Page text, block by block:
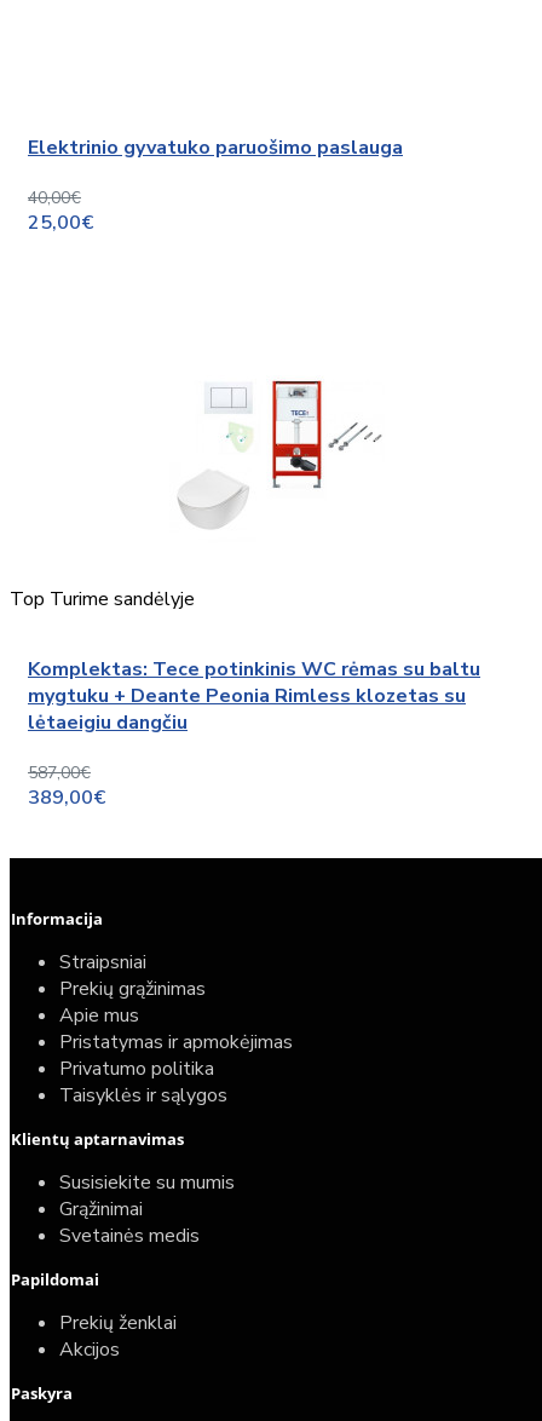
Elektrinio gyvatuko paruošimo paslauga
40,00€
25,00€
Top Turime sandėlyje
Komplektas: Tece potinkinis WC rėmas su baltu
mygtuku + Deante Peonia Rimless klozetas su
lėtaeigiu dangčiu
587,00€
389,00€
Informacija
Straipsniai
Prekių grąžinimas
Apie mus
Pristatymas ir apmokėjimas
Privatumo politika
Taisyklės ir sąlygos
Klientų aptarnavimas
Susisiekite su mumis
Grąžinimai
Svetainės medis
Papildomai
Prekių ženklai
Akcijos
Paskyra